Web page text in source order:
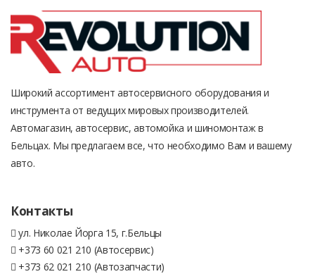
Широкий ассортимент автосервисного оборудования и
инструмента от ведущих мировых производителей.
Автомагазин, автосервис, автомойка и шиномонтаж в
Бельцах. Мы предлагаем все, что необходимо Вам и вашему
авто.
Контакты
ул. Николае Йорга 15, г.Бельцы
+373 60 021 210 (Автосервис)
+373 62 021 210 (Автозапчасти)